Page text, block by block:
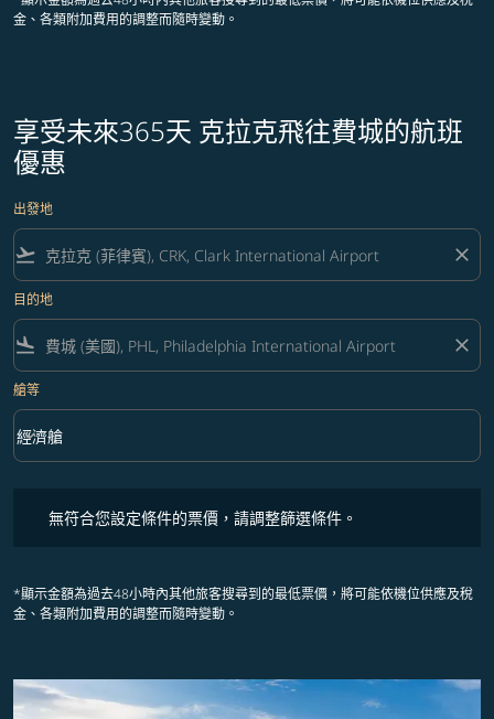
金、各類附加費用的調整而隨時變動。
享受未來365天 克拉克飛往費城的航班
優惠
出發地
flight_takeoff close
目的地
flight_land close
艙等
艙等 option 經濟艙 Selected
經濟艙
keyboard_arrow_down
無符合您設定條件的票價，請調整篩選條件。
*顯示金額為過去48小時內其他旅客搜尋到的最低票價，將可能依機位供應及稅
金、各類附加費用的調整而隨時變動。